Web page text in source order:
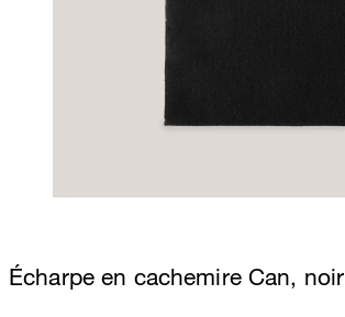
Écharpe en cachemire Can, noir